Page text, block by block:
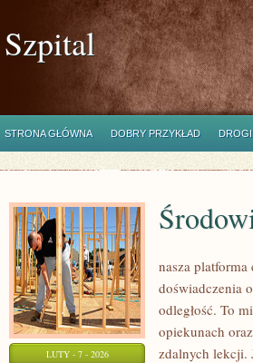
Szpital
STRONA GŁÓWNA DOBRY PRZYKŁAD DROGI
LUTY - 7 - 2026
nasza
doświadczenia
odległość. To
opiekunach
zdalnych lekcji.